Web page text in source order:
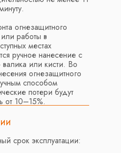
срок эксплуатации:
огнезащитного
работы в
местах
ручное нанесение с
или кисти. Во
огнезащитного
способом
потери будут
от 10–15%.